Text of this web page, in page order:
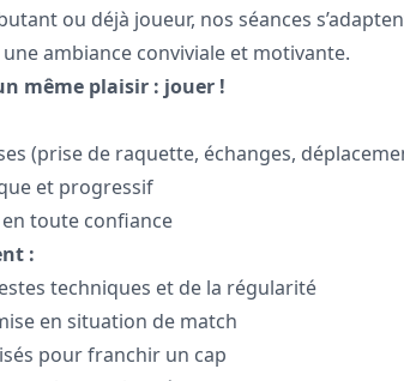
ou déjà joueur, nos séances
ambiance conviviale et motivante.
même plaisir : jouer !
(prise de raquette, échanges,
et progressif
toute confiance
:
techniques et de la régularité
en situation de match
pour franchir un cap